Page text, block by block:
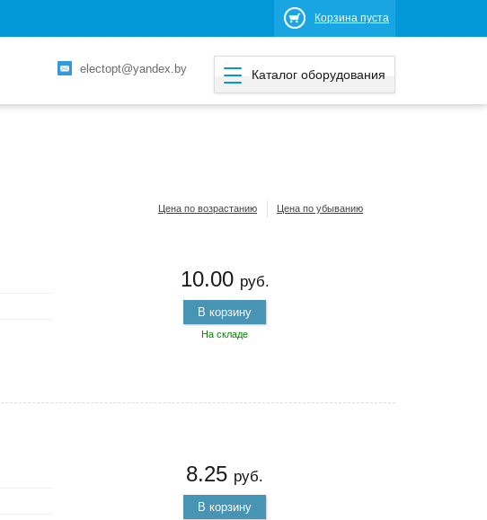
Корзина пуста
Каталог оборудования
electopt@yandex.by
Цена по возрастанию Цена по убыванию
10.00 руб.
В корзину
На складе
8.25 руб.
В корзину